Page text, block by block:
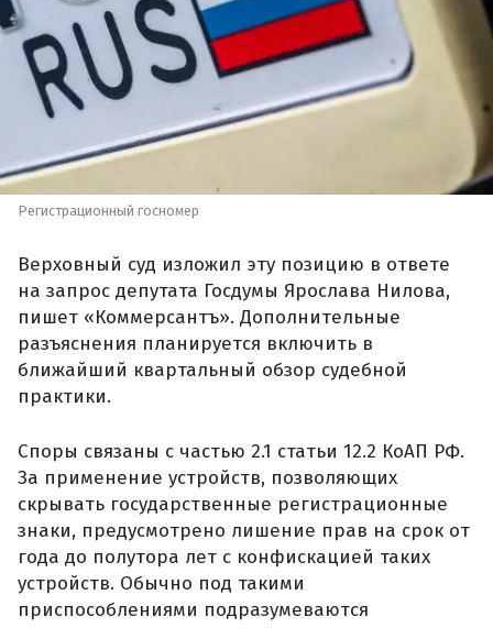
Регистрационный госномер
Верховный суд изложил эту позицию в ответе
на запрос депутата Госдумы Ярослава Нилова,
пишет «Коммерсантъ». Дополнительные
разъяснения планируется включить в
ближайший квартальный обзор судебной
практики.
Споры связаны с частью 2.1 статьи 12.2 КоАП РФ.
За применение устройств, позволяющих
скрывать государственные регистрационные
знаки, предусмотрено лишение прав на срок от
года до полутора лет с конфискацией таких
устройств. Обычно под такими
приспособлениями подразумеваются